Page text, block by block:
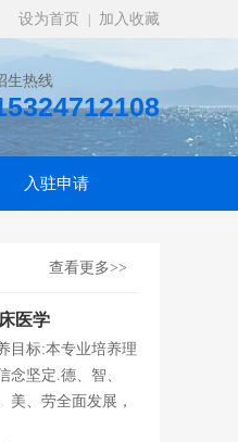
设为首页 加入收藏
生热线
入驻申请
查看更多>>
医学
目标:本专业培养理
念坚定.德、智、
美、劳全面发展，